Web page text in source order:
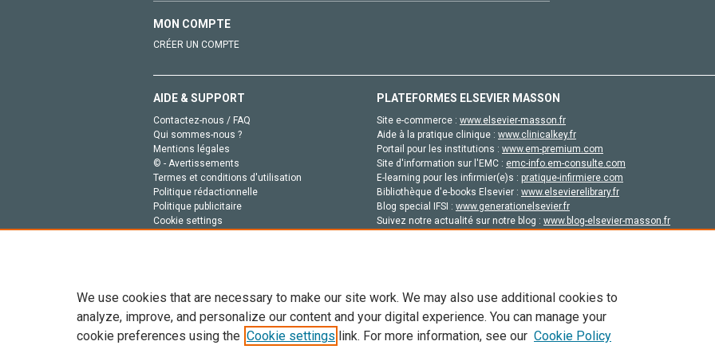
MON COMPTE
CRÉER UN COMPTE
AIDE & SUPPORT
Contactez-nous / FAQ
Qui sommes-nous ?
Mentions légales
© - Avertissements
Termes et conditions d'utilisation
Politique rédactionnelle
Politique publicitaire
Cookie settings
PLATEFORMES ELSEVIER MASSON
Site e-commerce : www.elsevier-masson.fr
Aide à la pratique clinique : www.clinicalkey.fr
Portail pour les institutions : www.em-premium.com
Site d'information sur l'EMC : emc-info.em-consulte.com
E-learning pour les infirmier(e)s : pratique-infirmiere.com
Bibliothèque d'e-books Elsevier : www.elsevierelibrary.fr
Blog special IFSI : www.generationelsevier.fr
Suivez notre actualité sur notre blog : www.blog-elsevier-masson.fr
Tout le contenu de ce site: Copyright © 2026 Elsevier, ses concédants de licence et ses contributeurs. Tout les droits sont réservés,
de données, a la formation en IA et aux technologies similaires. Pour tout contenu en libre accès, les conditions de licence
We use cookies that are necessary to make our site work. We may also use additional cookies to
analyze, improve, and personalize our content and your digital experience. You can manage your
cookie preferences using the Cookie settings link. For more information, see our Cookie Policy